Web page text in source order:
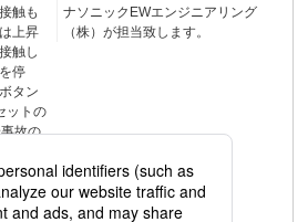
触も
上昇
触し
停
タン
ットの
故の
プラ
コン
ンセン
ナソニックEWエンジニアリング
（株）が担当致します。